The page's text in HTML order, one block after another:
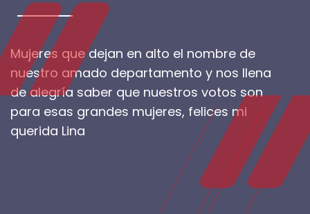
Mujeres que dejan en alto el nombre de
nuestro amado departamento y nos llena
de alegría saber que nuestros votos son
para esas grandes mujeres, felices mi
querida Lina